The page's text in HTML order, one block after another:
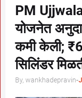
PM
योजनेत
कमी केली;
सिलिंडर
By, wankhadepravin-